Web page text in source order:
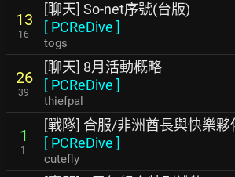
13
16
[聊天] So-net序號(台版)
[ PCReDive ]
togs
26
39
[聊天] 8月活動概略
[ PCReDive ]
thiefpal
1
1
[戰隊] 合服/非洲酋長與快樂
[ PCReDive ]
cutefly